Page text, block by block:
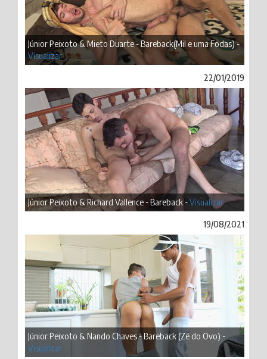
Júnior Peixoto & Mieto Duarte - Bareback(Mil e uma Fodas) -
Visualizar
22/01/2019
Júnior Peixoto & Richard Vallence - Bareback -Visualizar
19/08/2021
Júnior Peixoto & Nando Chaves - Bareback (Zé do Ovo) -
Visualizar